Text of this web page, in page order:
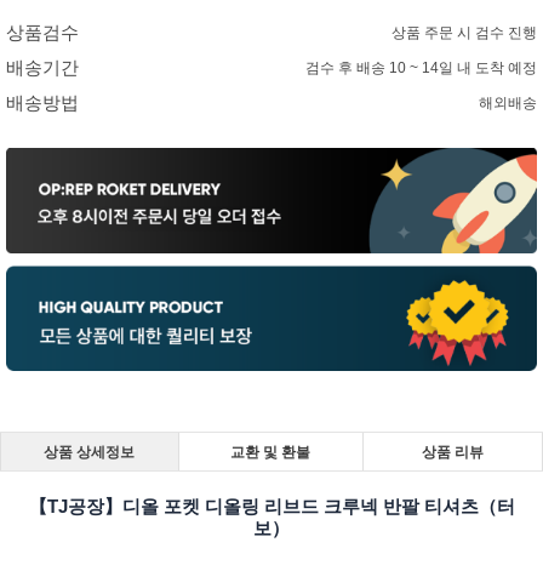
상품검수 상품 주문 시 검수 진행
배송기간 검수 후 배송 10 ~ 14일 내 도착 예정
배송방법 해외배송
상품 상세정보 교환 및 환불 상품 리뷰
【TJ공장】디올 포켓 디올링 리브드 크루넥 반팔 티셔츠（터
보）